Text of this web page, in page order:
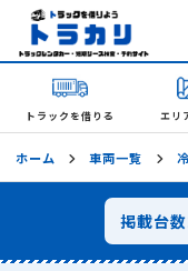
トラックを借りる エリ
ホーム 車両一覧
掲載台数